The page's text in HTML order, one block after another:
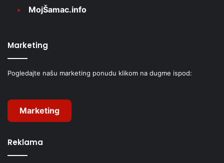
MojŠamac.info
Marketing
Pogledajte našu marketing ponudu klikom na dugme ispod:
Marketing
Reklama